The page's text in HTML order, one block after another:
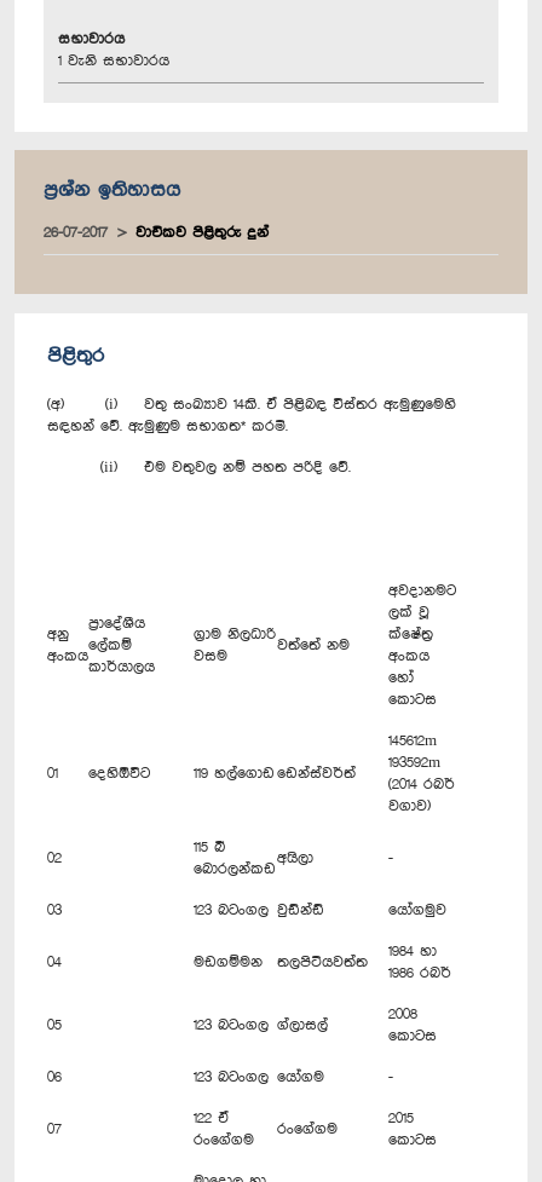
සභාවාරය
1 වැනි සභාවාරය
ප්‍රශ්න ඉතිහාසය
26-07-2017 වාචිකව පිළිතුරු දුන්
පිළිතුර
(අ) (i) වතු සංඛ්‍යාව 14කි. ඒ පිළිබඳ විස්තර ඇමුණුමෙහි
සඳහන් වේ. ඇමුණුම සභාගත* කරමි.
(ii) එම වතුවල නම් පහත පරිදි වේ.
අනු
අංකය
ප්‍රාදේශීය
ලේකම්
කාර්යාලය
ග්‍රාම නිලධාරි
වසම
වත්තේ නම
අවදානමට
ලක් වූ
ක්ෂේත්‍ර
අංකය
හෝ
කොටස
01 දෙහිඕවිට 119 හල්ගොඩ ඩෙන්ස්වර්ත්
145612m
193592m
(2014 රබර්
වගාව)
02
115 බී
බොරලන්කඩ
අයිලා -
03 123 බටංගල වුඩ්න්ඩ් යෝගමුව
04 මඩගම්මන තලපිටියවත්ත
1984 හා
1986 රබර්
05 123 බටංගල ග්ලාසල්
2008
කොටස
06 123 බටංගල යෝගම -
07
122 ඒ
රංගේගම
රංගේගම
2015
කොටස